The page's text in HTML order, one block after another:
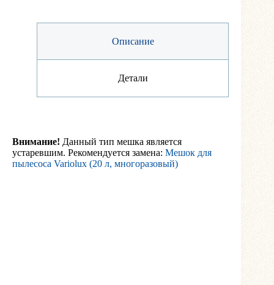
Описание
Детали
Внимание! Данный тип мешка является
устаревшим. Рекомендуется замена: Мешок для
пылесоса Variolux (20 л, многоразовый)